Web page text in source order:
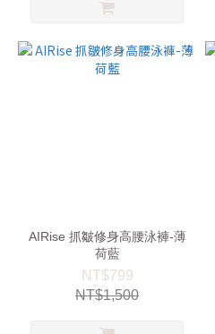
AIRise 抓皺修身高腰泳褲-薄
荷藍
NT$799
NT$1,500